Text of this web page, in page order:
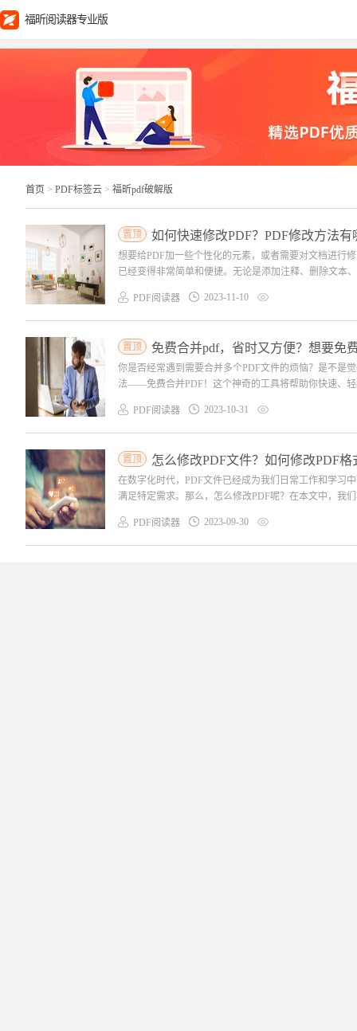
福昕阅读器专业版
首页 > PDF标签云 > 福昕pdf破解版
置顶 如何快速修改PDF？PDF修改方法有
想要给PDF加一些个性化的元素，或者需要对文档进行
已经变得非常简单和便捷。无论是添加注释、删除文本
PDF阅读器 2023-11-10
置顶 免费合并pdf，省时又方便？想要免
你是否经常遇到需要合并多个PDF文件的烦恼？是不是
法——免费合并PDF！这个神奇的工具将帮助你快速、
PDF阅读器 2023-10-31
置顶 怎么修改PDF文件？如何修改PDF格
在数字化时代，PDF文件已经成为我们日常工作和学习
满足特定需求。那么，怎么修改PDF呢？在本文中，我
PDF阅读器 2023-09-30